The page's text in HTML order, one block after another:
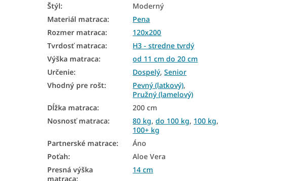
Štýl:
Moderný
Materiál matraca:
Pena
Rozmer matraca:
120x200
Tvrdosť matraca:
H3 - stredne tvrdý
Výška matraca:
od 11 cm do 20 cm
Určenie: Dospelý,Senior
Vhodný pre rošt: Pevný (latkový),
Pružný (lamelový)
Dĺžka matraca:
200 cm
Nosnosť matraca: 80 kg,do 100 kg, 100 kg,
100+ kg
Partnerské matrace:
Áno
Poťah:
Aloe Vera
Presná výška
matraca:
14 cm